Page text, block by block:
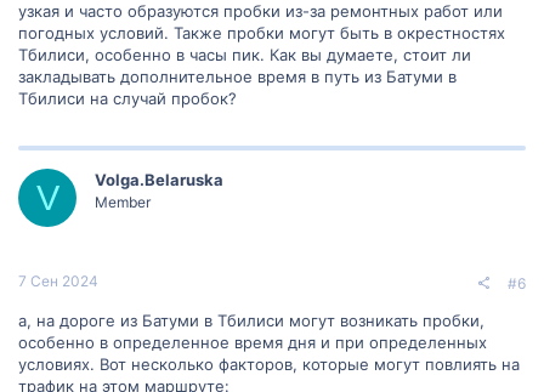
узкая и часто образуются пробки из-за ремонтных работ или
погодных условий. Также пробки могут быть в окрестностях
Тбилиси, особенно в часы пик. Как вы думаете, стоит ли
закладывать дополнительное время в путь из Батуми в
Тбилиси на случай пробок?
V Volga.Belaruska
Member
7 Сен 2024 #6
а, на дороге из Батуми в Тбилиси могут возникать пробки,
особенно в определенное время дня и при определенных
условиях. Вот несколько факторов, которые могут повлиять на
трафик на этом маршруте: